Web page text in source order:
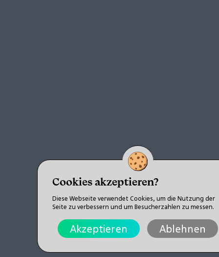
Cookies akzeptieren?
Diese Webseite verwendet Cookies, um die Nutzung der
Seite zu verbessern und um Besucherzahlen zu messen.
Akzeptieren Ablehnen